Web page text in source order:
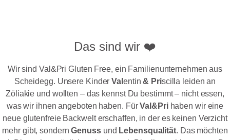
Das sind wir ❤️
Wir sind Val&Pri Gluten Free, ein Familienunternehmen aus
Scheidegg. Unsere KinderVal entin& Priscilla leiden an
Zöliakie und wollten – das kennst Du bestimmt – nicht essen,
was wir ihnen angeboten haben. FürVal&Prihaben wir eine
neue glutenfreie Backwelt erschaffen, in der es keinen Verzicht
mehr gibt, sondernGenussund Lebensqualität. Das möchten